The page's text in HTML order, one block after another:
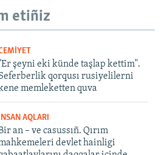
etiñiz
şeyni eki künde taşlap kettim".
qorqusı rusiyelilerni
memleketten quva
İNSAN AQLARI
an – ve casussıñ. Qırım
devlet hainligi